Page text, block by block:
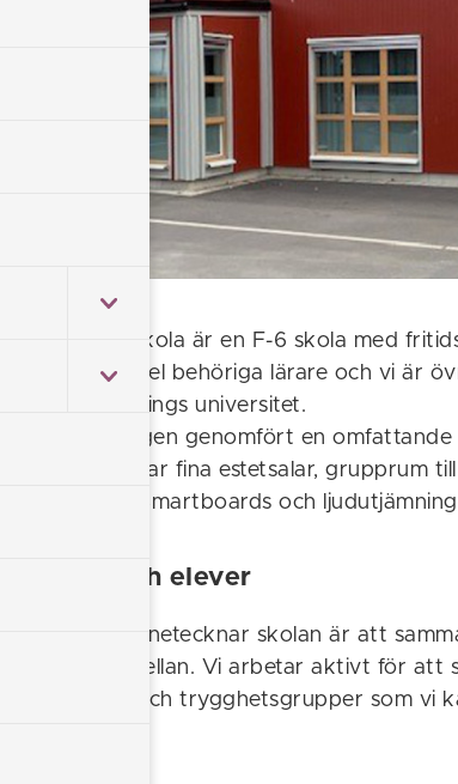
Västra Husby skola är en F-6 skola med
har en hög andel behöriga lärare och vi är
läser på Linköpings universitet.
Skolan har nyligen genomfört en
innebär att vi har fina estetsalar, grupprum
lösningar som Smartboards och
Personal och elever
Något som kännetecknar skolan är att
pedagoger emellan. Vi arbetar aktivt för att
fadderklasser och trygghetsgrupper som vi